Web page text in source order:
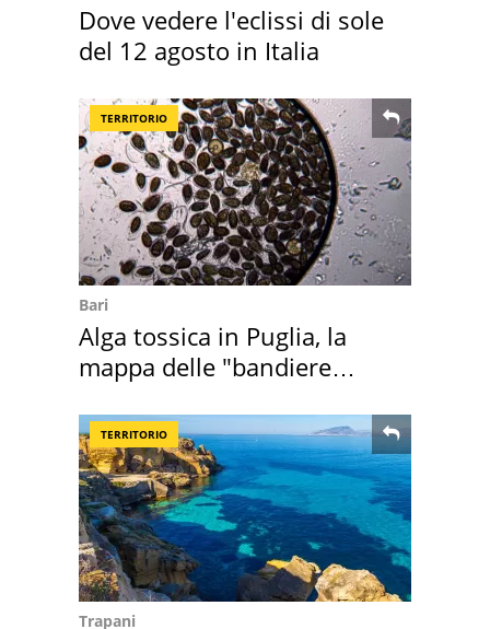
Dove vedere l'eclissi di sole
del 12 agosto in Italia
TERRITORIO
Bari
Alga tossica in Puglia, la
mappa delle "bandiere
TERRITORIO
Trapani